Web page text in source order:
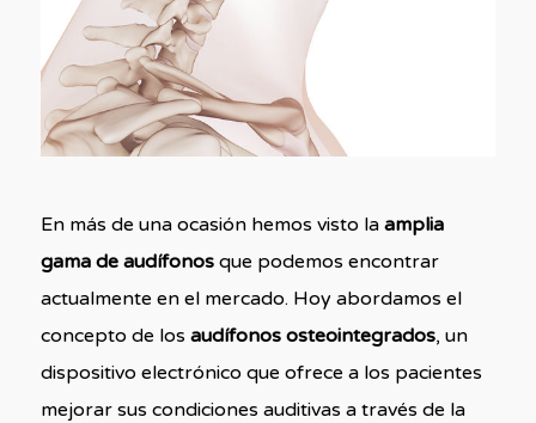
En más de una ocasión hemos visto la amplia
gama de audífonosque podemos encontrar
actualmente en el mercado. Hoy abordamos el
concepto de los audífonos osteointegrados, un
dispositivo electrónico que ofrece a los pacientes
mejorar sus condiciones auditivas a través de la